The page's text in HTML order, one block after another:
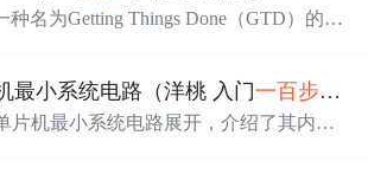
他们的潜能，寻找自我激励的方法。此
名为Getting Things Done（GTD）的时
择和使用，直至最终形成高效的生活方
最小系统电路（洋桃 入门一百步第
片机最小系统电路展开，介绍了其内部